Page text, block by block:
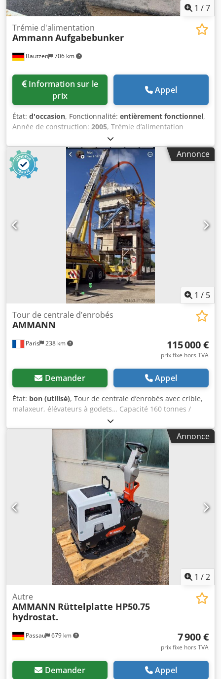
1 /7
Bautzen 706 km
Trémie d'alimentation
Ammann Aufgabebunker
prix
Appel
État: d'occasion, Fonctionnalité: entièrement fonctionnel,
Année de construction: 2005, Trémie d’alimentation
Dodpfx Aezq Szrod Nock Grille Bande de convoyage
Convoyeur de 12 m avec bande de 650 mm
Annonce
1 / 5
Paris 238 km
Tour de centrale d’enrobés
AMMANN
115 000 €
prix fixe hors TVA
Demander Appel
État: bon (utilisé), Tour de centrale d’enrobés avec crible,
malaxeur, élévateurs à godets… Capacité 160 tonnes /
heure Dedpfx Aey Hf Dujd Njck
Annonce
1 /2
Passau 679 km
Autre
AMMANN Rüttelplatte HP50.75
hydrostat.
7 900 €
prix fixe hors TVA
Demander Appel